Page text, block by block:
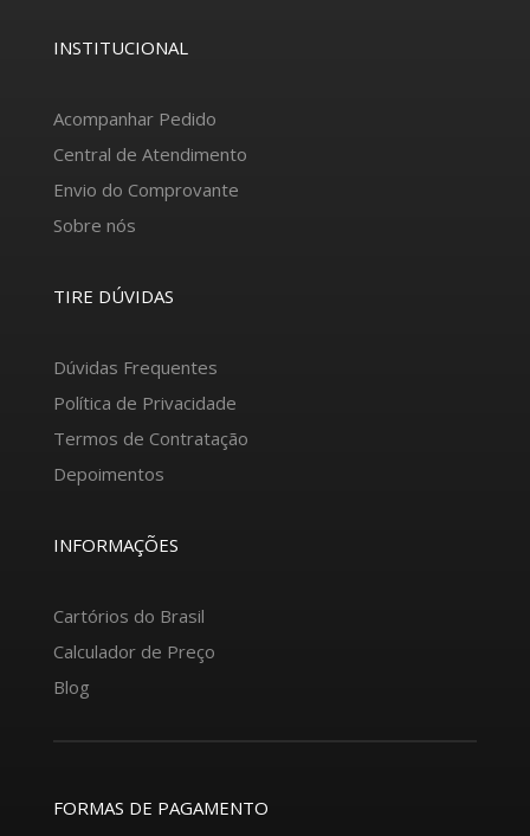
INSTITUCIONAL
Acompanhar Pedido
Central de Atendimento
Envio do Comprovante
Sobre nós
TIRE DÚVIDAS
Dúvidas Frequentes
Política de Privacidade
Termos de Contratação
Depoimentos
INFORMAÇÕES
Cartórios do Brasil
Calculador de Preço
Blog
FORMAS DE PAGAMENTO